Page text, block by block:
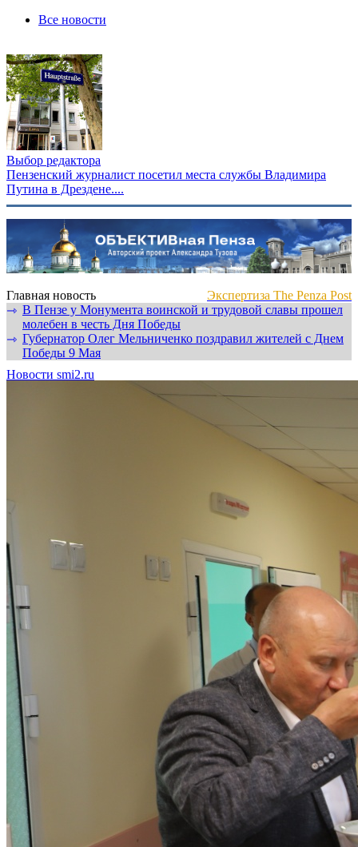
Все новости
Выбор редактора
Пензенский журналист посетил места службы Владимира
Путина в Дрездене....
Главная новость
Экспертиза The Penza Post
⇾ В Пензе у Монумента воинской и трудовой славы прошел
молебен в честь Дня Победы
⇾ Губернатор Олег Мельниченко поздравил жителей с Днем
Победы 9 Мая
Новости smi2.ru